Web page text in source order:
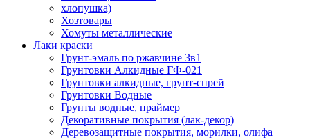
хлопушка)
Хозтовары
Хомуты металлические
Лаки краски
Грунт-эмаль по ржавчине 3в1
Грунтовки Алкидные ГФ-021
Грунтовки алкидные, грунт-спрей
Грунтовки Водные
Грунты водные, праймер
Декоративные покрытия (лак-декор)
Деревозащитные покрытия, морилки, олифа